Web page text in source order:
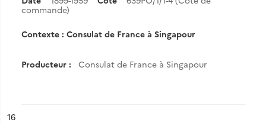
commande)
Contexte : Consulat de France à Singapour
Producteur : Consulat de France à Singapour
n°
16